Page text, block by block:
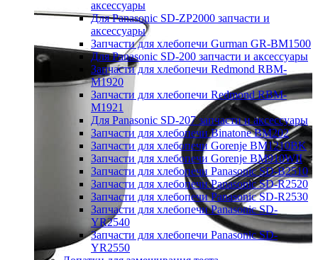
аксессуары
Для Panasonic SD-ZP2000 запчасти и
аксессуары
Запчасти для хлебопечи Gurman GR-BM1500
Для Panasonic SD-200 запчасти и аксессуары
Запчасти для хлебопечи Redmond RBM-
M1920
Запчасти для хлебопечи Redmond RBM-
M1921
Для Panasonic SD-207 запчасти и аксессуары
Запчасти для хлебопечи Binatone BM202
Запчасти для хлебопечи Gorenje BM1210BK
Запчасти для хлебопечи Gorenje BM910WII
Запчасти для хлебопечи Panasonic SD-B2510
Запчасти для хлебопечи Panasonic SD-R2520
Запчасти для хлебопечи Panasonic SD-R2530
Запчасти для хлебопечи Panasonic SD-
YR2540
Запчасти для хлебопечи Panasonic SD-
YR2550